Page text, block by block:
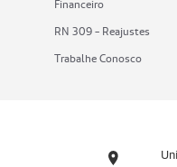
Financeiro
RN 309 - Reajustes
Trabalhe Conosco